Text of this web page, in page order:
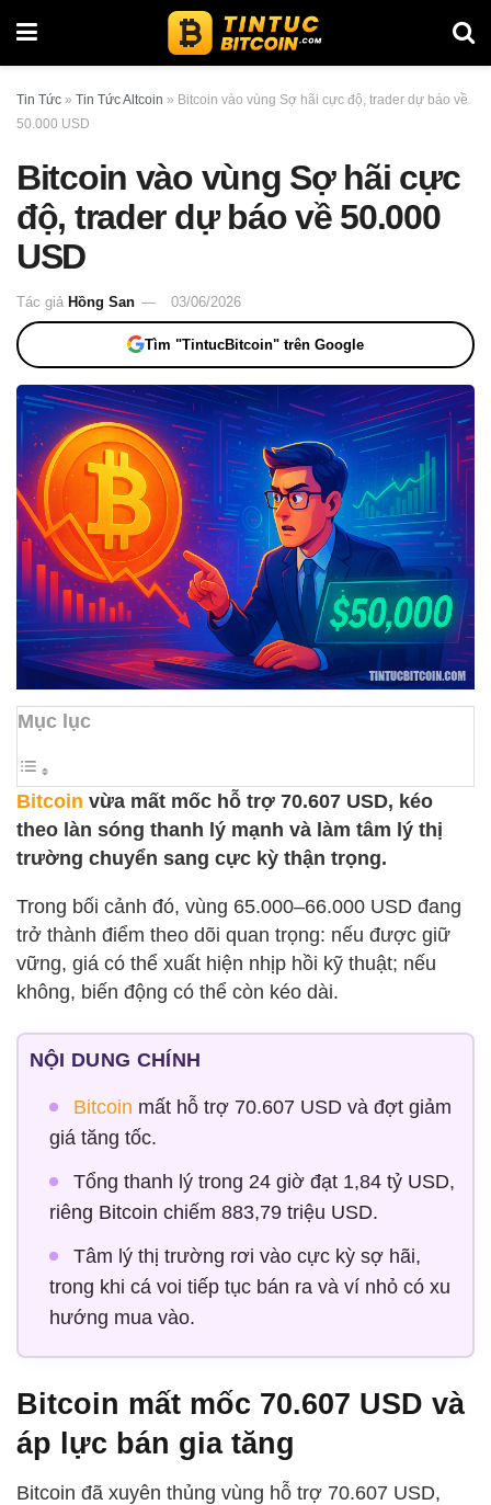
Tin Tức » Tin Tức Altcoin » Bitcoin vào vùng Sợ hãi cực độ, trader dự báo về
50.000 USD
Bitcoin vào vùng Sợ hãi cực
độ, trader dự báo về 50.000
USD
Tác giả Hồng San 03/06/2026
Tìm "TintucBitcoin" trên Google
Mục lục
Bitcoin vừa mất mốc hỗ trợ 70.607 USD, kéo
theo làn sóng thanh lý mạnh và làm tâm lý thị
trường chuyển sang cực kỳ thận trọng.
Trong bối cảnh đó, vùng 65.000–66.000 USD đang
trở thành điểm theo dõi quan trọng: nếu được giữ
vững, giá có thể xuất hiện nhịp hồi kỹ thuật; nếu
không, biến động có thể còn kéo dài.
NỘI DUNG CHÍNH
Bitcoin mất hỗ trợ 70.607 USD và đợt giảm
giá tăng tốc.
Tổng thanh lý trong 24 giờ đạt 1,84 tỷ USD,
riêng Bitcoin chiếm 883,79 triệu USD.
Tâm lý thị trường rơi vào cực kỳ sợ hãi,
trong khi cá voi tiếp tục bán ra và ví nhỏ có xu
hướng mua vào.
Bitcoin mất mốc 70.607 USD và
áp lực bán gia tăng
Bitcoin đã xuyên thủng vùng hỗ trợ 70.607 USD,